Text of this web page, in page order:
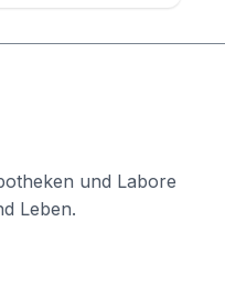
und Labore
Leben.